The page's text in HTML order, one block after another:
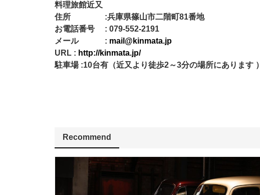
料理旅館近又
住所 :兵庫県篠山市二階町81番地
お電話番号 : 079-552-2191
メール : mail@kinmata.jp
URL : http://kinmata.jp/
駐車場 :10台有（近又より徒歩2～3分の場所にあります ）
Recommend